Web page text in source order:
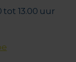
13.00 uur